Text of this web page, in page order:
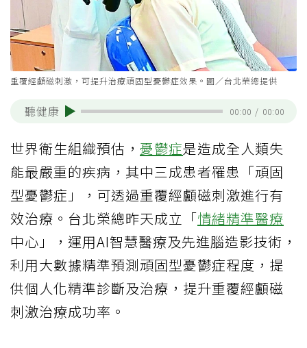
重覆經顱磁刺激，可提升治療頑固型憂鬱症效果。圖／台北榮總提供
聽健康 00:00 / 00:00
世界衛生組織預估， 憂鬱症是造成全人類失
能最嚴重的疾病，其中三成患者罹患「頑固
型憂鬱症」，可透過重覆經顱磁刺激進行有
效治療。台北榮總昨天成立「情緒精準醫療
中心」，運用AI智慧醫療及先進腦造影技術，
利用大數據精準預測頑固型憂鬱症程度，提
供個人化精準診斷及治療，提升重覆經顱磁
刺激治療成功率。